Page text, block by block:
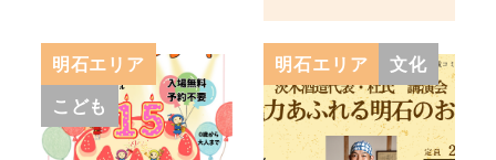
明石エリア
こども
明石エリア 文化